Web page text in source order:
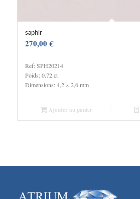
saphir
270,00€
Ref: SPH20214
Poids: 0.72 ct
Dimensions: 4,2 × 2,6 mm
Ajouter au panier